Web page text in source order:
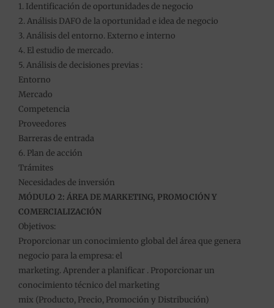
1. Identificación de oportunidades de negocio
2. Análisis DAFO de la oportunidad e idea de negocio
3. Análisis del entorno. Externo e interno
4. El estudio de mercado.
5. Análisis de decisiones previas :
Entorno
Mercado
Competencia
Proveedores
Barreras de entrada
6. Plan de acción
Trámites
Necesidades de inversión
MÓDULO 2: ÁREA DE MARKETING, PROMOCIÓN Y
COMERCIALIZACIÓN
Objetivos:
Proporcionar un conocimiento global del área que genera
negocio para la empresa: el
marketing. Aprender a planificar . Proporcionar un
conocimiento técnico del marketing
mix (Producto, Precio, Promoción y Distribución)